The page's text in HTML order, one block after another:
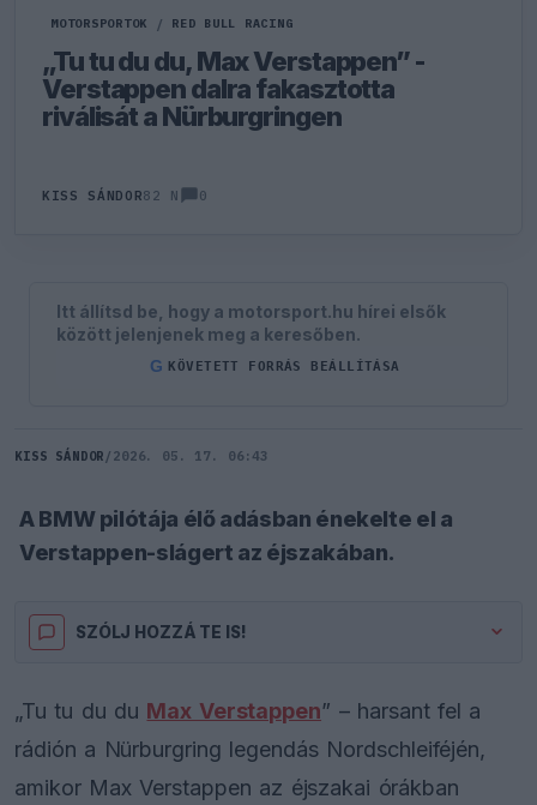
MOTORSPORTOK / RED BULL RACING
„Tu tu du du, Max Verstappen” -
Verstappen dalra fakasztotta
riválisát a Nürburgringen
KISS SÁNDOR82 N 0
Itt állítsd be, hogy a motorsport.hu hírei elsők
között jelenjenek meg a keresőben.
G KÖVETETT FORRÁS BEÁLLÍTÁSA
KISS SÁNDOR / 2026. 05. 17. 06:43
A BMW pilótája élő adásban énekelte el a
Verstappen-slágert az éjszakában.
SZÓLJ HOZZÁ TE IS!
„Tu tu du du Max Verstappen” – harsant fel a
rádión a Nürburgring legendás Nordschleiféjén,
amikor Max Verstappen az éjszakai órákban